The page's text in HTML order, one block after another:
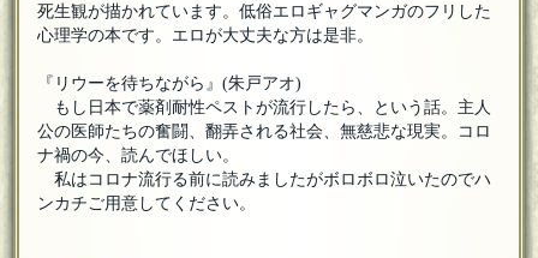
死生観が描かれています。低俗エロギャグマンガのフリした
心理学の本です。エロが大丈夫な方は是非。
『リウーを待ちながら』(朱戸アオ)
もし日本で薬剤耐性ペストが流行したら、という話。主人
公の医師たちの奮闘、翻弄される社会、無慈悲な現実。コロ
ナ禍の今、読んでほしい。
私はコロナ流行る前に読みましたがボロボロ泣いたのでハ
ンカチご用意してください。